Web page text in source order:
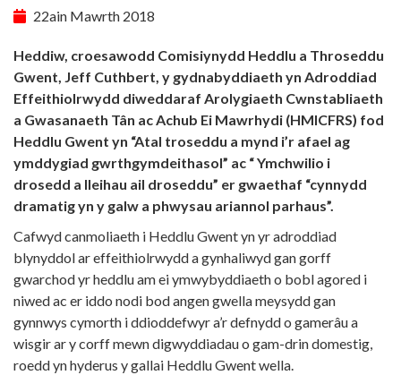
22ain Mawrth 2018
Heddiw, croesawodd Comisiynydd Heddlu a Throseddu
Gwent, Jeff Cuthbert, y gydnabyddiaeth yn Adroddiad
Effeithiolrwydd diweddaraf Arolygiaeth Cwnstabliaeth
a Gwasanaeth Tân ac Achub Ei Mawrhydi (HMICFRS) fod
Heddlu Gwent yn “Atal troseddu a mynd i’r afael ag
ymddygiad gwrthgymdeithasol” ac “ Ymchwilio i
drosedd a lleihau ail droseddu” er gwaethaf “cynnydd
dramatig yn y galw a phwysau ariannol parhaus”.
Cafwyd canmoliaeth i Heddlu Gwent yn yr adroddiad
blynyddol ar effeithiolrwydd a gynhaliwyd gan gorff
gwarchod yr heddlu am ei ymwybyddiaeth o bobl agored i
niwed ac er iddo nodi bod angen gwella meysydd gan
gynnwys cymorth i ddioddefwyr a’r defnydd o gamerâu a
wisgir ar y corff mewn digwyddiadau o gam-drin domestig,
roedd yn hyderus y gallai Heddlu Gwent wella.